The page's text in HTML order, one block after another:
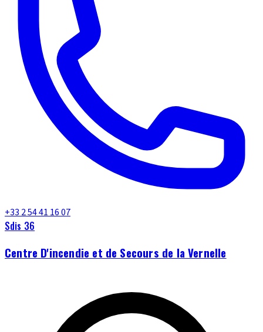
+33 2 54 41 16 07
Sdis 36
Centre D'incendie et de Secours de la Vernelle